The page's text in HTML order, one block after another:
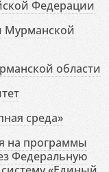
Федерации
Мурманской
области
среда»
на программы
Федеральную